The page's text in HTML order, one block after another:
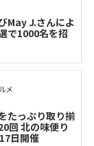
May J.さんによ
で1000名を招
メ
たっぷり取り揃
回 北の味便り
日開催